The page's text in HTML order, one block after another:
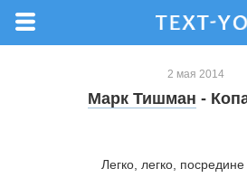
2 мая 2014
Марк Тишман -
Легко, легко,